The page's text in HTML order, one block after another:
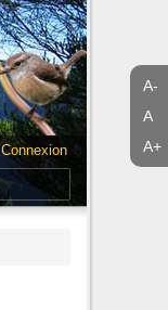
A-
A
A+
Connexion